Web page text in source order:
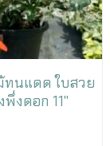
ทนแดด ใบสวย
งดอก 11"